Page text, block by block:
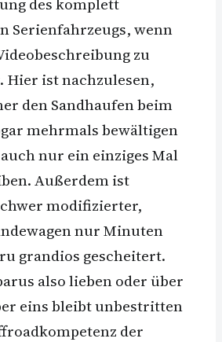
Serienfahrzeugs, wenn
zu
Hier ist nachzulesen,
den Sandhaufen beim
mehrmals bewältigen
nur ein einziges Mal
Außerdem ist
modifizierter,
nur Minuten
grandios gescheitert.
also lieben oder über
eins bleibt unbestritten
der